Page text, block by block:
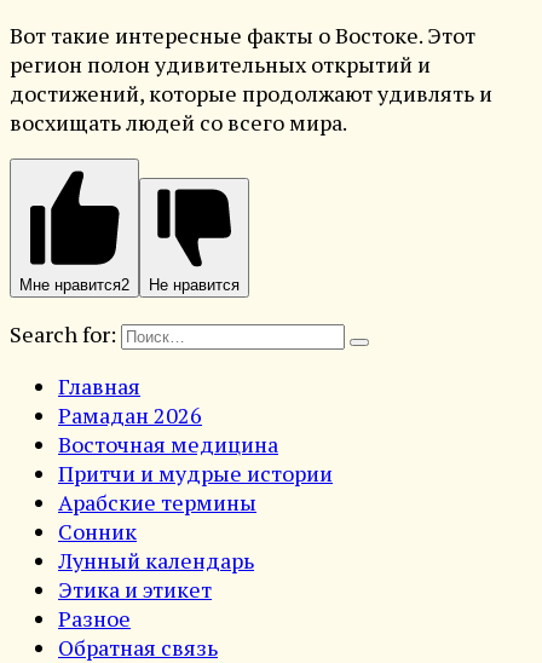
Вот такие интересные факты о Востоке. Этот
регион полон удивительных открытий и
достижений, которые продолжают удивлять и
восхищать людей со всего мира.
Мне нравится2 Не нравится
Search for:
Главная
Рамадан 2026
Восточная медицина
Притчи и мудрые истории
Арабские термины
Сонник
Лунный календарь
Этика и этикет
Разное
Обратная связь